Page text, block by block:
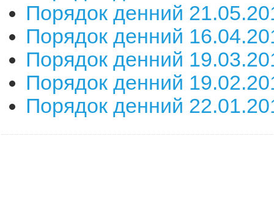
Порядок денний
Порядок денний
Порядок денний
Порядок денний
Порядок денний